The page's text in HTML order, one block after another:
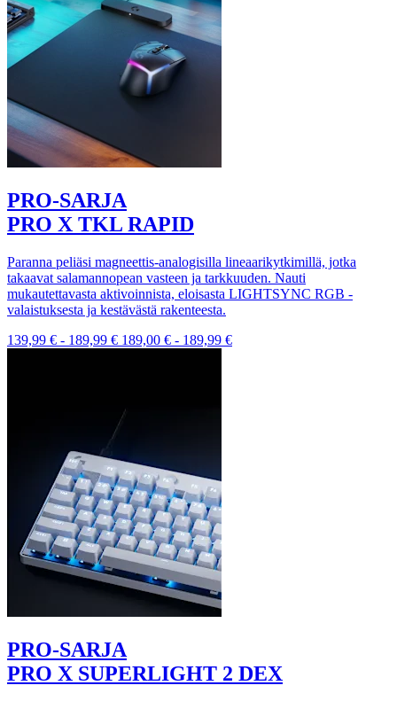
PRO-SARJA
PRO X TKL RAPID
Paranna peliäsi magneettis-analogisilla lineaarikytkimillä, jotka
takaavat salamannopean vasteen ja tarkkuuden. Nauti
mukautettavasta aktivoinnista, eloisasta LIGHTSYNC RGB -
valaistuksesta ja kestävästä rakenteesta.
139,99 € - 189,99 € 189,00 € - 189,99 €
PRO-SARJA
PRO X SUPERLIGHT 2 DEX